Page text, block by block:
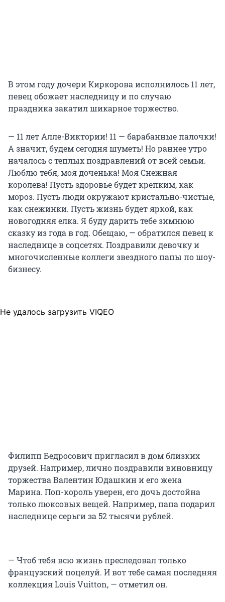
В этом году дочери Киркорова исполнилось 11 лет,
певец обожает наследницу и по случаю
праздника закатил шикарное торжество.
— 11 лет Алле-Виктории! 11 — барабанные палочки!
А значит, будем сегодня шуметь! Но раннее утро
началось с теплых поздравлений от всей семьи.
Люблю тебя, моя доченька! Моя Снежная
королева! Пусть здоровье будет крепким, как
мороз. Пусть люди окружают кристально-чистые,
как снежинки. Пусть жизнь будет яркой, как
новогодняя елка. Я буду дарить тебе зимнюю
сказку из года в год. Обещаю, — обратился певец к
наследнице в соцсетях. Поздравили девочку и
многочисленные коллеги звездного папы по шоу-
бизнесу.
Не удалось загрузить VIQEO
Филипп Бедросович пригласил в дом близких
друзей. Например, лично поздравили виновницу
торжества Валентин Юдашкин и его жена
Марина. Поп-король уверен, его дочь достойна
только люксовых вещей. Например, папа подарил
наследнице серьги за 52 тысячи рублей.
— Чтоб тебя всю жизнь преследовал только
французский поцелуй. И вот тебе самая последняя
коллекция Louis Vuitton, — отметил он.